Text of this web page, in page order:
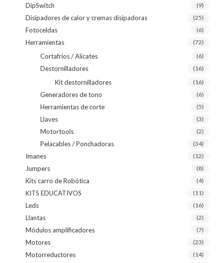
DipSwitch (9)
Disipadores de calor y cremas disipadoras (25)
Fotoceldas (6)
Herramientas (72)
Cortafríos / Alicates (6)
Destornilladores (16)
Kit destornilladores (16)
Generadores de tono (6)
Herramientas de corte (5)
Llaves (3)
Motortools (2)
Pelacables / Ponchadoras (34)
Imanes (12)
Jumpers (8)
Kits carro de Robótica (4)
KITS EDUCATIVOS (11)
Leds (16)
Llantas (2)
Módulos amplificadores (7)
Motores (23)
Motorreductores (14)